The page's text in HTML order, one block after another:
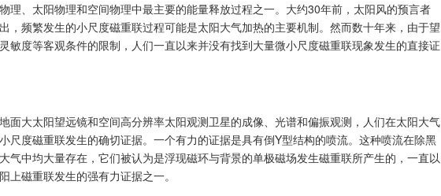
理、太阳物理和空间物理中最主要的能量释放过程之一。大约30年前，太阳风的预言者
，频繁发生的小尺度磁重联过程可能是太阳大气加热的主要机制。然而数十年来，由于望
敏度等客观条件的限制，人们一直以来并没有找到大量微小尺度磁重联现象发生的直接证
面大太阳望远镜和空间高分辨率太阳观测卫星的成像、光谱和偏振观测，人们在太阳大气
尺度磁重联发生的确切证据。一个有力的证据是具有倒Y型结构的喷流。这种喷流在除黑
气中均大量存在，它们被认为是浮现磁环与背景的单极磁场发生磁重联所产生的，一直以
上磁重联发生的强有力证据之一。